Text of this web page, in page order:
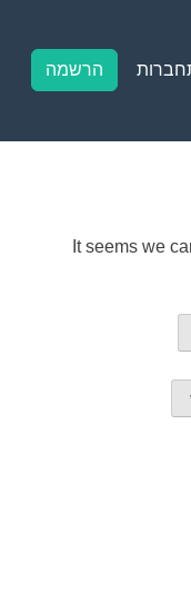
הרשמה
It seems we